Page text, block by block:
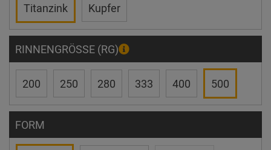
Titanzink Kupfer
RINNENGRÖSSE (RG)
200 250 280 333 400 500
FORM